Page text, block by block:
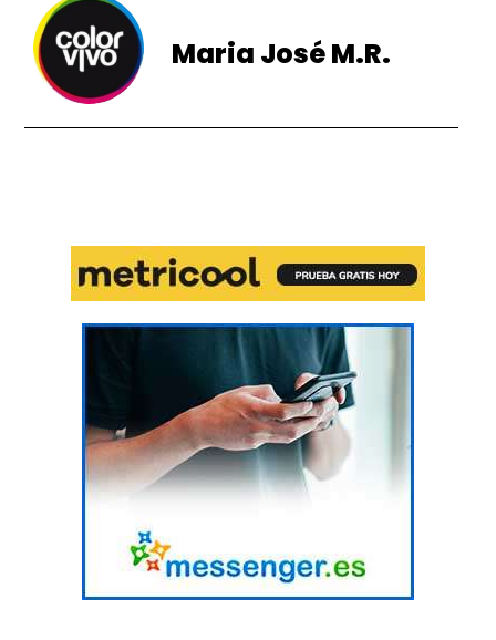
Maria José M.R.